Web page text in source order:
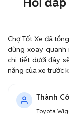
Chợ Tốt Xe đã
dùng xoay quanh
chi tiết dưới đây
năng của xe trước
Thành
Toyota